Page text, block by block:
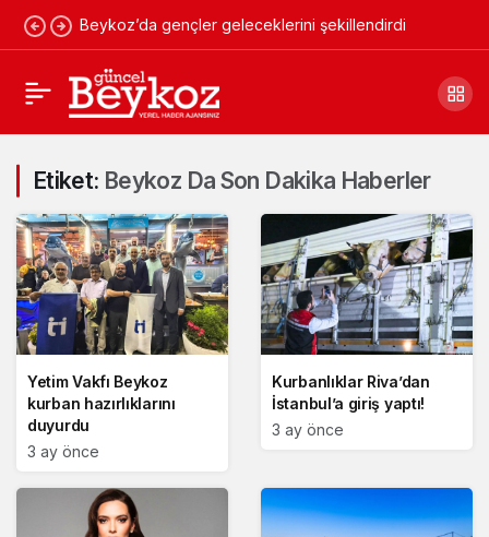
Beykoz’da gençler geleceklerini şekillendirdi
Etiket: Beykoz Da Son Dakika Haberler
Yetim Vakfı Beykoz
kurban hazırlıklarını
duyurdu
3 ay önce
Kurbanlıklar Riva’dan
İstanbul’a giriş yaptı!
3 ay önce